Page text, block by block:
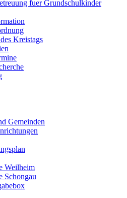
fuer Grundschulkinder
Kreistags
Gemeinden
Weilheim
Schongau